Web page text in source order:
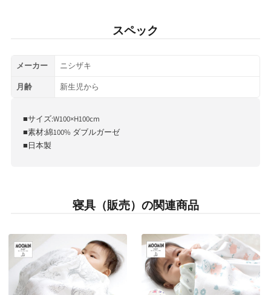
す
スペック
メーカー ニシザキ
月齢 新生児から
■サイズ:W100×H100cm
■素材:綿100% ダブルガーゼ
■日本製
寝具（販売）の関連商品